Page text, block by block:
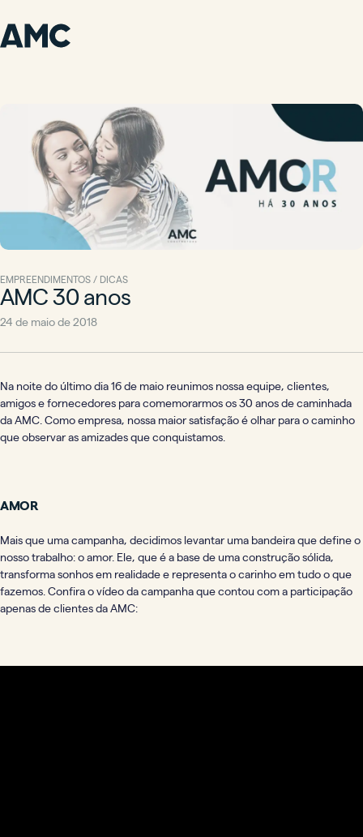
AMC 30 anos
EMPREENDIMENTOS / DICAS
24 de maio de 2018
Na noite do último dia 16 de maio reunimos nossa equipe, clientes,
amigos e fornecedores para comemorarmos os 30 anos de caminhada
da AMC. Como empresa, nossa maior satisfação é olhar para o caminho
que observar as amizades que conquistamos.
AMOR
Mais que uma campanha, decidimos levantar uma bandeira que define o
nosso trabalho: o amor. Ele, que é a base de uma construção sólida,
transforma sonhos em realidade e representa o carinho em tudo o que
fazemos. Confira o vídeo da campanha que contou com a participação
apenas de clientes da AMC: